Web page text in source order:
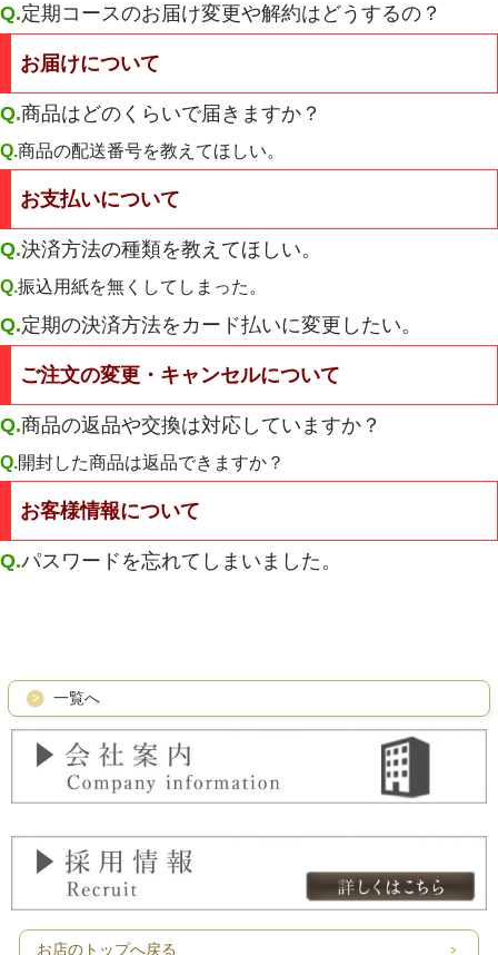
Q.定期コースのお届け変更や解約はどうするの？
お届けについて
Q.商品はどのくらいで届きますか？
Q.商品の配送番号を教えてほしい。
お支払いについて
Q.決済方法の種類を教えてほしい。
Q.振込用紙を無くしてしまった。
Q.定期の決済方法をカード払いに変更したい。
ご注文の変更・キャンセルについて
Q.商品の返品や交換は対応していますか？
Q.開封した商品は返品できますか？
お客様情報について
Q.パスワードを忘れてしまいました。
一覧へ
お店のトップへ戻る